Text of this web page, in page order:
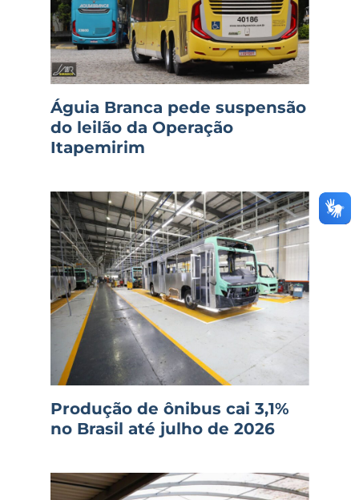
Águia Branca pede suspensão
do leilão da Operação
Itapemirim
Produção de ônibus cai 3,1%
no Brasil até julho de 2026